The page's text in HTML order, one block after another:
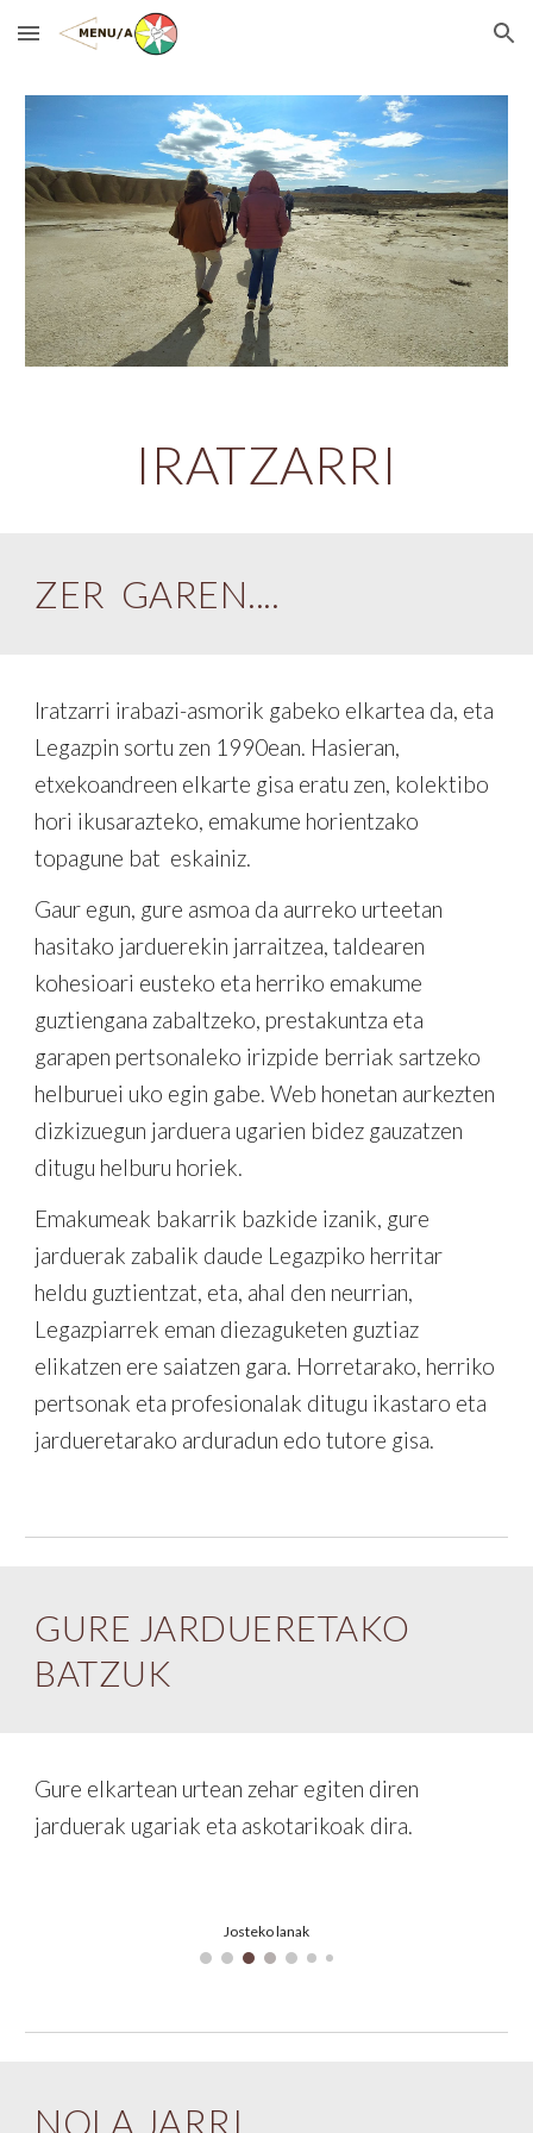
Skip to main content Skip to navigation
IRATZARRI
ZER GAREN....
Iratzarri irabazi-asmorik gabeko elkartea da, eta
Legazpin sortu zen 1990ean. Hasieran,
etxekoandreen elkarte gisa eratu zen, kolektibo
hori ikusarazteko, emakume horientzako
topagune bat eskainiz.
Gaur egun, gure asmoa da aurreko urteetan
hasitako jarduerekin jarraitzea, taldearen
kohesioari eusteko eta herriko emakume
guztiengana zabaltzeko, prestakuntza eta
garapen pertsonaleko irizpide berriak sartzeko
helburuei uko egin gabe. Web honetan aurkezten
dizkizuegun jarduera ugarien bidez gauzatzen
ditugu helburu horiek.
Emakumeak bakarrik bazkide izanik, gure
jarduerak zabalik daude Legazpiko herritar
heldu guztientzat, eta, ahal den neurrian,
Legazpiarrek eman diezaguketen guztiaz
elikatzen ere saiatzen gara. Horretarako, herriko
pertsonak eta profesionalak ditugu ikastaro eta
jardueretarako arduradun edo tutore gisa.
GURE JARDUERETAKO
BATZUK
Gure elkartean urtean zehar egiten diren
jarduerak ugariak eta askotarikoak dira.
Josteko lanak
NOLA JARRI